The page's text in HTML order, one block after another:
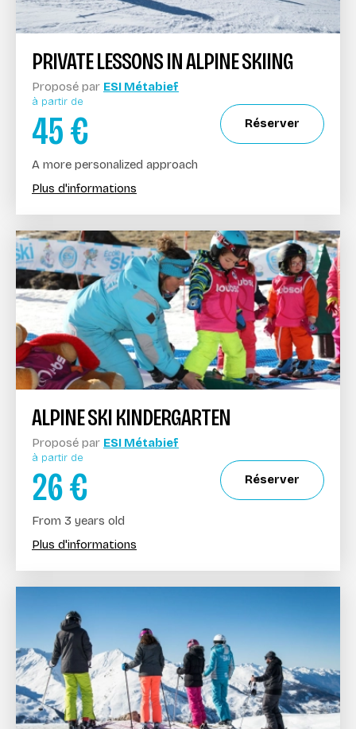
PRIVATE LESSONS IN ALPINE SKIING
Proposé par ESI Métabief
à partir de
45€ Réserver
A more personalized approach
Plus d'informations
ALPINE SKI KINDERGARTEN
Proposé par ESI Métabief
à partir de
26€ Réserver
From 3 years old
Plus d'informations